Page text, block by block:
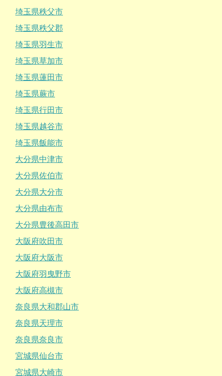
埼玉県秩父市
埼玉県秩父郡
埼玉県羽生市
埼玉県草加市
埼玉県蓮田市
埼玉県蕨市
埼玉県行田市
埼玉県越谷市
埼玉県飯能市
大分県中津市
大分県佐伯市
大分県大分市
大分県由布市
大分県豊後高田市
大阪府吹田市
大阪府大阪市
大阪府羽曳野市
大阪府高槻市
奈良県大和郡山市
奈良県天理市
奈良県奈良市
宮城県仙台市
宮城県大崎市